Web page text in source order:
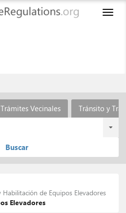
Trámites Vecinales Tránsito y
Buscar
de Equipos Elevadores
Elevadores